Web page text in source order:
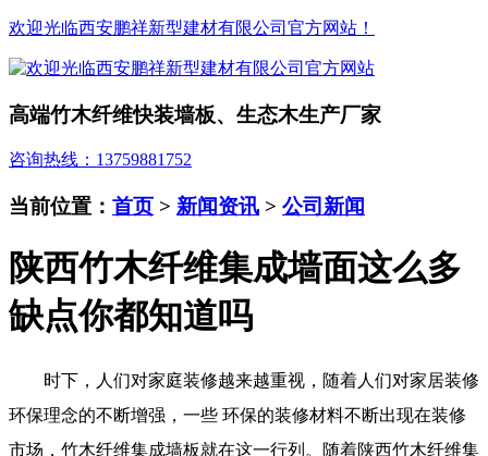
欢迎光临西安鹏祥新型建材有限公司官方网站！
高端竹木纤维快装墙板、生态木生产厂家
咨询热线：13759881752
当前位置： 首页 > 新闻资讯 > 公司新闻
陕西竹木纤维集成墙面这么多
缺点你都知道吗
时下，人们对家庭装修越来越重视，随着人们对家居装修
环保理念的不断增强，一些 环保的装修材料不断出现在装修
市场，竹木纤维集成墙板就在这一行列。随着陕西竹木纤维集